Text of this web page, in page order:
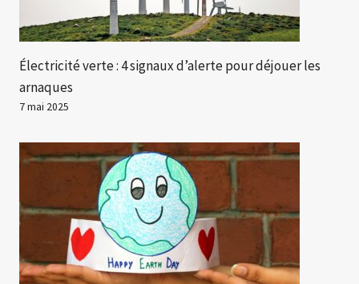
Électricité verte : 4 signaux d’alerte pour déjouer les
arnaques
7 mai 2025